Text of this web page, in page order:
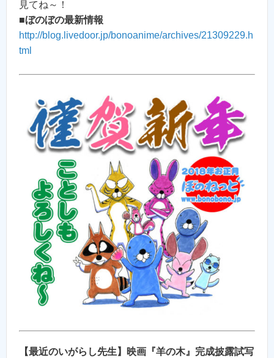
見てね～！
■ぼのぼの最新情報
http://blog.livedoor.jp/bonoanime/archives/21309229.h
tml
【最近のいがらし先生】映画『羊の木』完成披露試写